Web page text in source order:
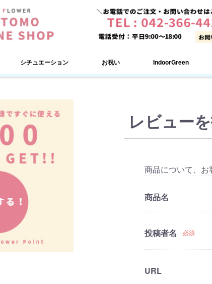
シチュエーション お祝い IndoorGreen
レビュー
商品について、
商品名
投稿者名 必須
URL